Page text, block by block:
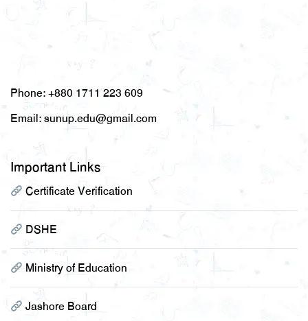
Phone:+880 1711 223 609
Email:sunup.edu@gmail.com
Important Links
Certificate Verification
DSHE
Ministry of Education
Jashore Board